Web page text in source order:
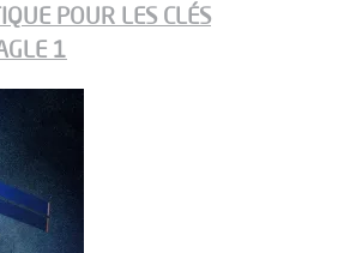
POUR LES CLÉS
1